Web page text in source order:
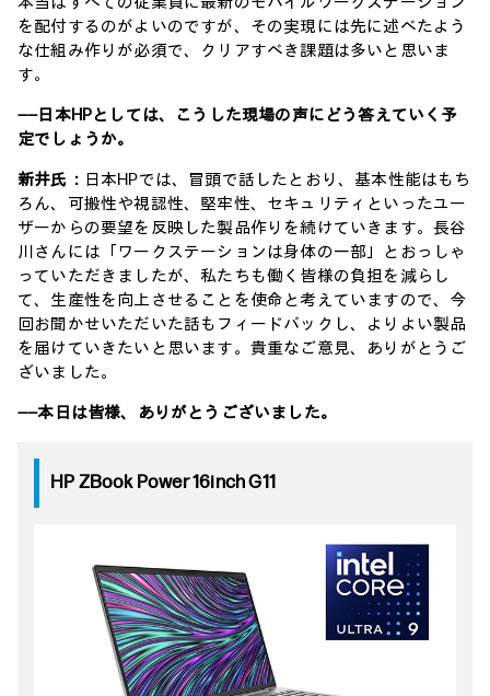
を配付するのがよいのですが、その実現には先に述べたよう
な仕組み作りが必須で、クリアすべき課題は多いと思いま
す。
――日本HPとしては、こうした現場の声にどう答えていく予
定でしょうか。
新井氏： 日本HPでは、冒頭で話したとおり、基本性能はもち
ろん、可搬性や視認性、堅牢性、セキュリティといったユー
ザーからの要望を反映した製品作りを続けていきます。長谷
川さんには「ワークステーションは身体の一部」とおっしゃ
っていただきましたが、私たちも働く皆様の負担を減らし
て、生産性を向上させることを使命と考えていますので、今
回お聞かせいただいた話もフィードバックし、よりよい製品
を届けていきたいと思います。貴重なご意見、ありがとうご
ざいました。
――本日は皆様、ありがとうございました。
HP ZBook Power 16inch G11